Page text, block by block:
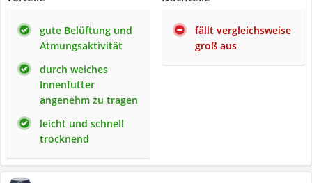
gute Belüftung und
Atmungsaktivität
durch weiches
Innenfutter
angenehm zu tragen
leicht und schnell
trocknend
fällt vergleichsweise
groß aus